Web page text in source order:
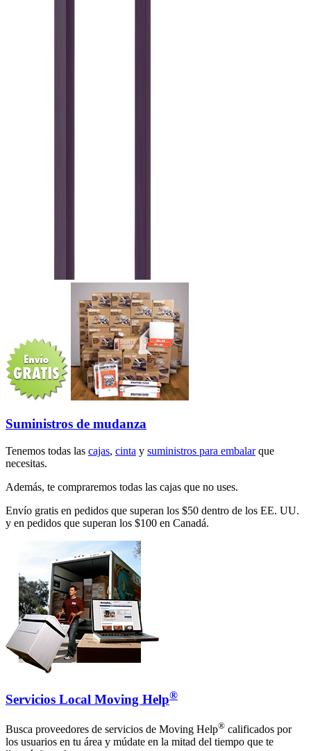
Suministros de mudanza
Tenemos todas las cajas, cinta y suministros para embalarque
necesitas.
Además, te compraremos todas las cajas que no uses.
Envío gratis en pedidos que superan los $50 dentro de los EE. UU.
y en pedidos que superan los $100 en Canadá.
Servicios Local Moving Help®
Busca proveedores de servicios de Moving Help® calificados por
los usuarios en tu área y múdate en la mitad del tiempo que te